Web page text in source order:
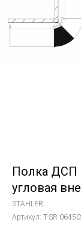
Полка ДСП
угловая
STAHLER
Артикул: T-SR